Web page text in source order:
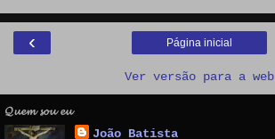
‹ Página inicial
Ver versão para a web
𝓠𝓾𝓮𝓶 𝓼𝓸𝓾 𝓮𝓾
João Batista